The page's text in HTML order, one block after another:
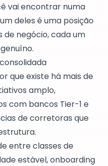
vai encontrar numa
deles é uma posição
negócio, cada um
que existe há mais de
amplo,
com bancos Tier-1 e
de corretoras que
entre classes de
estável, onboarding